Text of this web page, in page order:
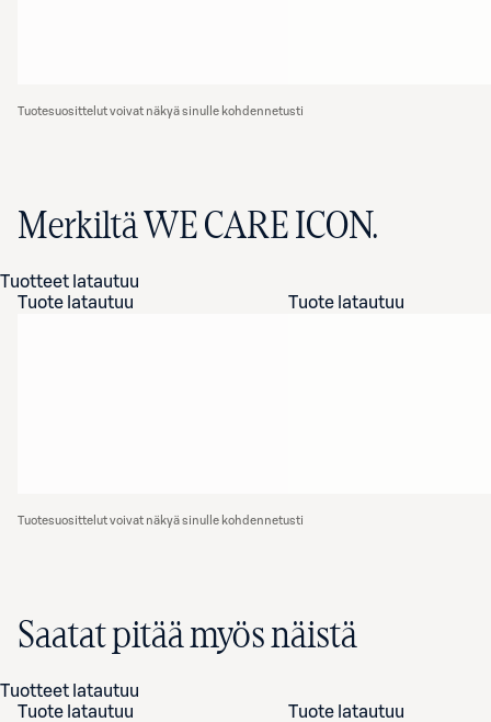
Tuotesuosittelut voivat näkyä sinulle kohdennetusti
Merkiltä WE CARE ICON.
Tuotteet latautuu
Tuote latautuu
Tuote latautuu
Tuotesuosittelut voivat näkyä sinulle kohdennetusti
Saatat pitää myös näistä
Tuotteet latautuu
Tuote latautuu
Tuote latautuu